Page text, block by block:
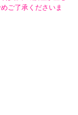
ご了承くださいま